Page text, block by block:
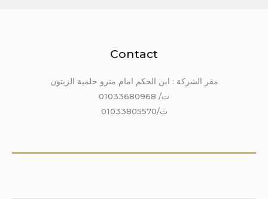
Contact
مقر الشركة : ابن الحكم امام مترو حلمية الزيتون
ت/ 01033680968
ت/01033805570